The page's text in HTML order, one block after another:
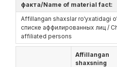
факта/Name of material fact:
Affillangan shaxslar ro‘yxatidagi
списке аффилированных лиц /
affiliated persons
Affillangan
shaxsning